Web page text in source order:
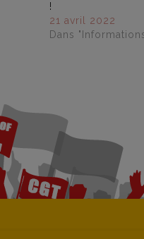
!
21 avril 2022
Dans